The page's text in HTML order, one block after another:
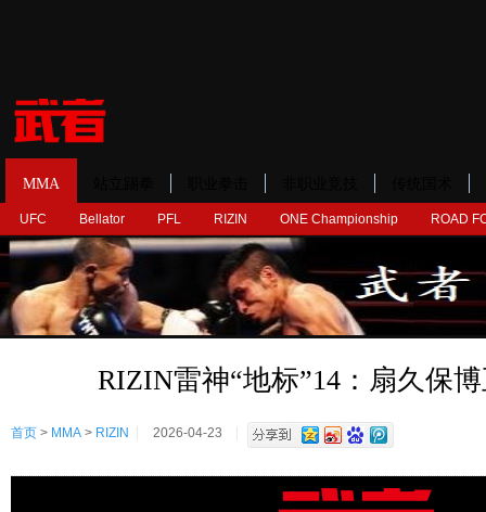
MMA
UFC Bellator PFL RIZIN ONE Championship ROAD
RIZIN雷神“地标”14：扇久保
首页 > MMA > RIZIN 2026-04-23